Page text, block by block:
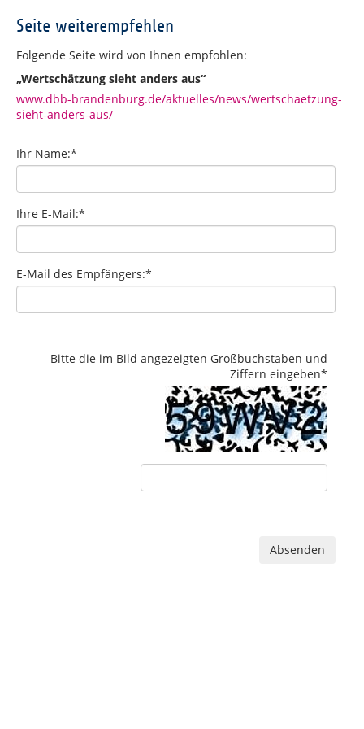
Seite weiterempfehlen
Folgende Seite wird von Ihnen empfohlen:
„Wertschätzung sieht anders aus“
www.dbb-brandenburg.de/aktuelles/news/wertschaetzung-
sieht-anders-aus/
Ihr Name:*
Ihre E-Mail:*
E-Mail des Empfängers:*
Bitte die im Bild angezeigten Großbuchstaben und
Ziffern eingeben*
Absenden